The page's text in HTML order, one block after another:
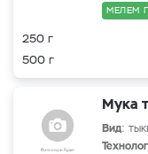
МЕЛЕМ
250 г
500 г
Мука
Вид: